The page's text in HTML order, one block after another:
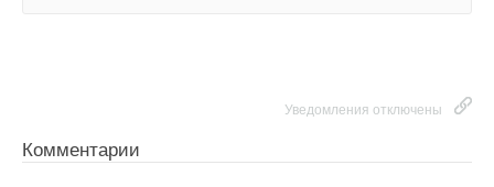
Уведомления отключены
Комментарии
Информация о строительном объекте
Объект: строительство нового монтажного цеха